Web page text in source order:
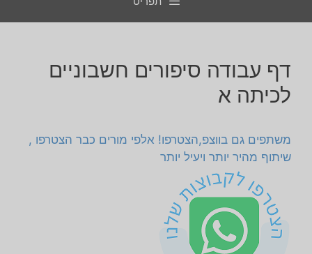
דף עבודה סיפורים חשבוניים
לכיתה א
משתפים גם בווצפ,הצטרפו! אלפי מורים כבר הצטרפו ,
שיתוף מהיר יותר ויעיל יותר